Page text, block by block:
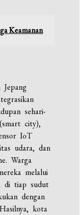
Keamanan
sehari-
city),
IoT
udara, dan
Warga
melalui
di tiap sudut
dengan
kota